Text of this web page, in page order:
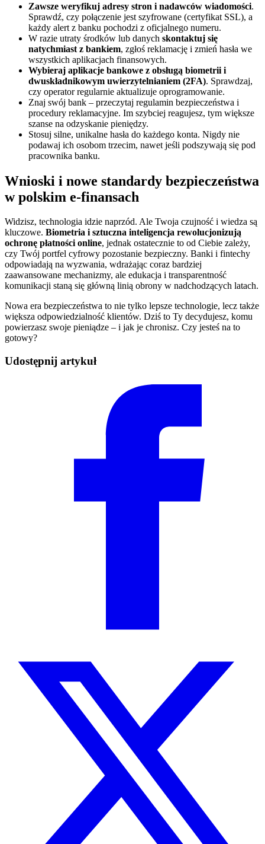
Zawsze weryfikuj adresy stron i nadawców wiadomości.
Sprawdź, czy połączenie jest szyfrowane (certyfikat SSL), a
każdy alert z banku pochodzi z oficjalnego numeru.
W razie utraty środków lub danych skontaktuj się
natychmiast z bankiem, zgłoś reklamację i zmień hasła we
wszystkich aplikacjach finansowych.
Wybieraj aplikacje bankowe z obsługą biometrii i
dwuskładnikowym uwierzytelnianiem (2FA). Sprawdzaj,
czy operator regularnie aktualizuje oprogramowanie.
Znaj swój bank – przeczytaj regulamin bezpieczeństwa i
procedury reklamacyjne. Im szybciej reagujesz, tym większe
szanse na odzyskanie pieniędzy.
Stosuj silne, unikalne hasła do każdego konta. Nigdy nie
podawaj ich osobom trzecim, nawet jeśli podszywają się pod
pracownika banku.
Wnioski i nowe standardy bezpieczeństwa
w polskim e-finansach
Widzisz, technologia idzie naprzód. Ale Twoja czujność i wiedza są
kluczowe. Biometria i sztuczna inteligencja rewolucjonizują
ochronę płatności online, jednak ostatecznie to od Ciebie zależy,
czy Twój portfel cyfrowy pozostanie bezpieczny. Banki i fintechy
odpowiadają na wyzwania, wdrażając coraz bardziej
zaawansowane mechanizmy, ale edukacja i transparentność
komunikacji staną się główną linią obrony w nadchodzących latach.
Nowa era bezpieczeństwa to nie tylko lepsze technologie, lecz także
większa odpowiedzialność klientów. Dziś to Ty decydujesz, komu
powierzasz swoje pieniądze – i jak je chronisz. Czy jesteś na to
gotowy?
Udostępnij artykuł